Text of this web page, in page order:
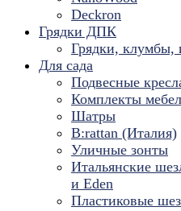
Deckron
Грядки ДПК
Грядки,
Для сада
Подвесные
Комплекты
Шатры
B:rattan (Италия)
Уличные зонты
Итальянские
и Eden
Пластиковые